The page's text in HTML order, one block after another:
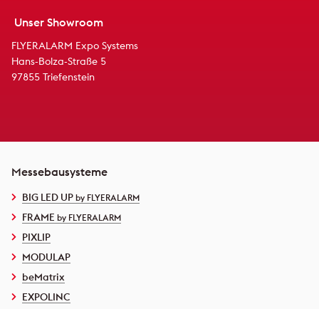
Unser Showroom
FLYERALARM Expo Systems
Hans-Bolza-Straße 5
97855 Triefenstein
Messebausysteme
BIG LED UP by FLYERALARM
FRAME by FLYERALARM
PIXLIP
MODULAP
beMatrix
EXPOLINC